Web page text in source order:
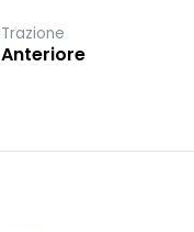
Trazione
Anteriore